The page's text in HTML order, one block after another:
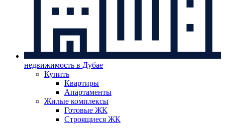
недвижимость в Дубае
Купить
Квартиры
Апартаменты
Жилые комплексы
Готовые ЖК
Строящиеся ЖК